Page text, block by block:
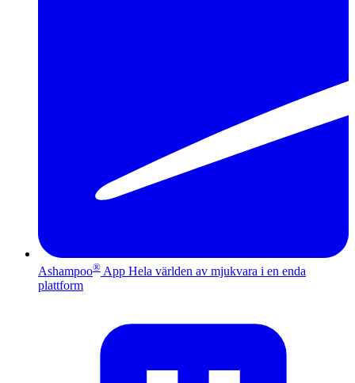
Ashampoo® App Hela världen av mjukvara i en enda
plattform